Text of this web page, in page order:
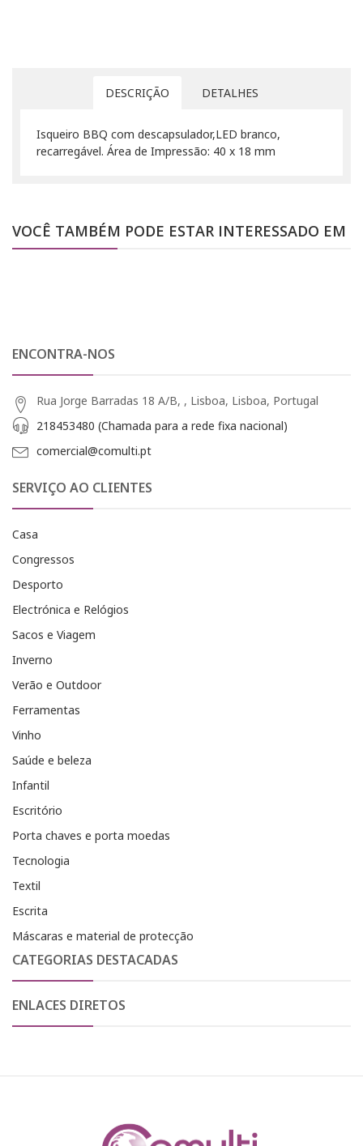
DESCRIÇÃO DETALHES
Isqueiro BBQ com descapsulador,LED branco,
recarregável. Área de Impressão: 40 x 18 mm
VOCÊ TAMBÉM PODE ESTAR INTERESSADO EM
ENCONTRA-NOS
Rua Jorge Barradas 18 A/B, , Lisboa, Lisboa, Portugal
218453480 (Chamada para a rede fixa nacional)
comercial@comulti.pt
SERVIÇO AO CLIENTES
Casa
Congressos
Desporto
Electrónica e Relógios
Sacos e Viagem
Inverno
Verão e Outdoor
Ferramentas
Vinho
Saúde e beleza
Infantil
Escritório
Porta chaves e porta moedas
Tecnologia
Textil
Escrita
Máscaras e material de protecção
CATEGORIAS DESTACADAS
ENLACES DIRETOS